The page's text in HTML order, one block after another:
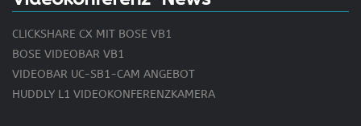
CLICKSHARE CX MIT BOSE VB1
BOSE VIDEOBAR VB1
VIDEOBAR UC-SB1-CAM ANGEBOT
HUDDLY L1 VIDEOKONFERENZKAMERA